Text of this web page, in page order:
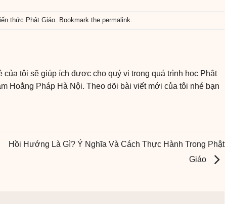
thức Phật Giáo. Bookmark the permalink
tôi sẽ giúp ích được cho quý vị trong quá trình học Phật
Hoằng Pháp Hà Nội. Theo dõi bài viết mới của tôi nhé bạn
Hồi Hướng Là Gì? Ý Nghĩa Và Cách Thực Hành Trong Phật
Giáo